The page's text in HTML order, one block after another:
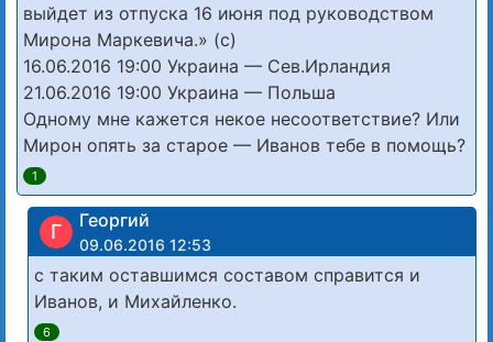
выйдет из отпуска 16 июня под руководством
Мирона Маркевича.» (с)
16.06.2016 19:00 Украина — Сев.Ирландия
21.06.2016 19:00 Украина — Польша
Одному мне кажется некое несоответствие? Или
Мирон опять за старое — Иванов тебе в помощь?
1
Г Георгий
09.06.2016 12:53
с таким оставшимся составом справится и
Иванов, и Михайленко.
6